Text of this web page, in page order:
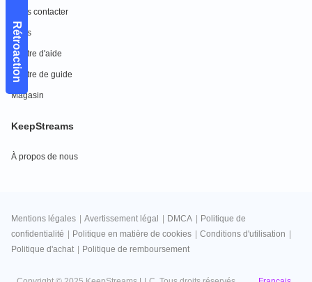
Rétroaction
Nous contacter
FAQs
Centre d'aide
Centre de guide
Magasin
KeepStreams
À propos de nous
Mentions légales Avertissement légal DMCA
Politique de
confidentialité
Politique en matière de cookies Conditions d'utilisation
Politique d'achat
Politique de remboursement